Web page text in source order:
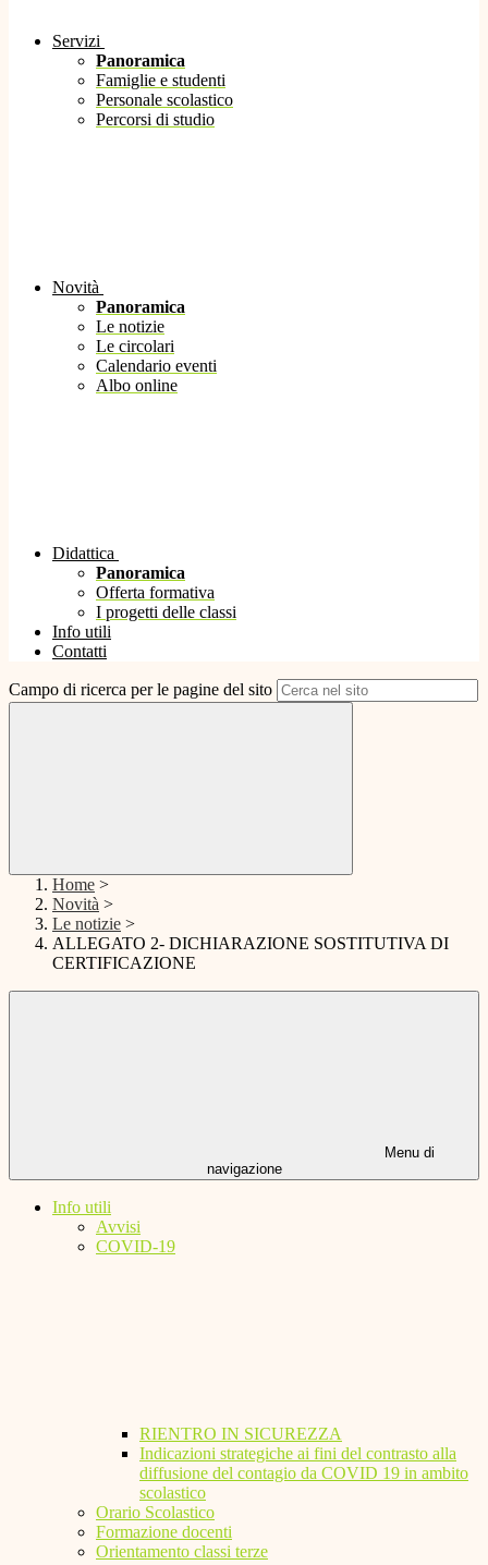
Servizi
Panoramica
Famiglie e studenti
Personale scolastico
Percorsi di studio
Novità
Panoramica
Le notizie
Le circolari
Calendario eventi
Albo online
Didattica
Panoramica
Offerta formativa
I progetti delle classi
Info utili
Contatti
Campo di ricerca per le pagine del sito
Home >
Novità >
Le notizie >
ALLEGATO 2- DICHIARAZIONE SOSTITUTIVA DI
CERTIFICAZIONE
Menu di
navigazione
Info utili
Avvisi
COVID-19
RIENTRO IN SICUREZZA
Indicazioni strategiche ai fini del contrasto alla
diffusione del contagio da COVID 19 in ambito
scolastico
Orario Scolastico
Formazione docenti
Orientamento classi terze